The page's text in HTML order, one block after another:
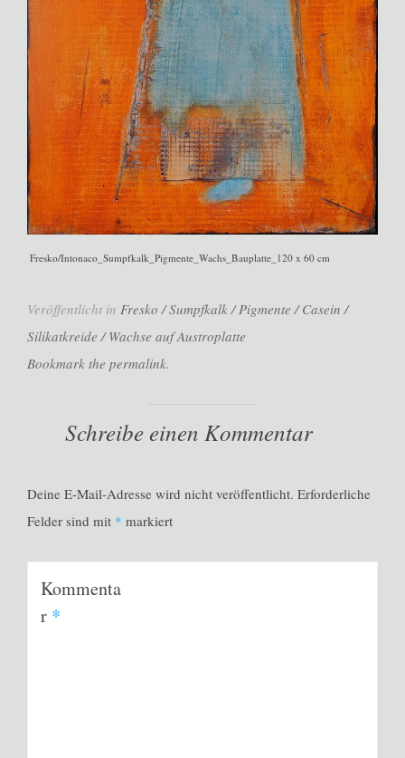
Fresko/Intonaco_Sumpfkalk_Pigmente_Wachs_Bauplatte_120 x 60 cm
Veröffentlicht in Fresko / Sumpfkalk / Pigmente / Casein /
Silikatkreide / Wachse auf Austroplatte
Bookmark the permalink.
Schreibe einen Kommentar
Deine E-Mail-Adresse wird nicht veröffentlicht. Erforderliche
Felder sind mit * markiert
Kommenta
r *